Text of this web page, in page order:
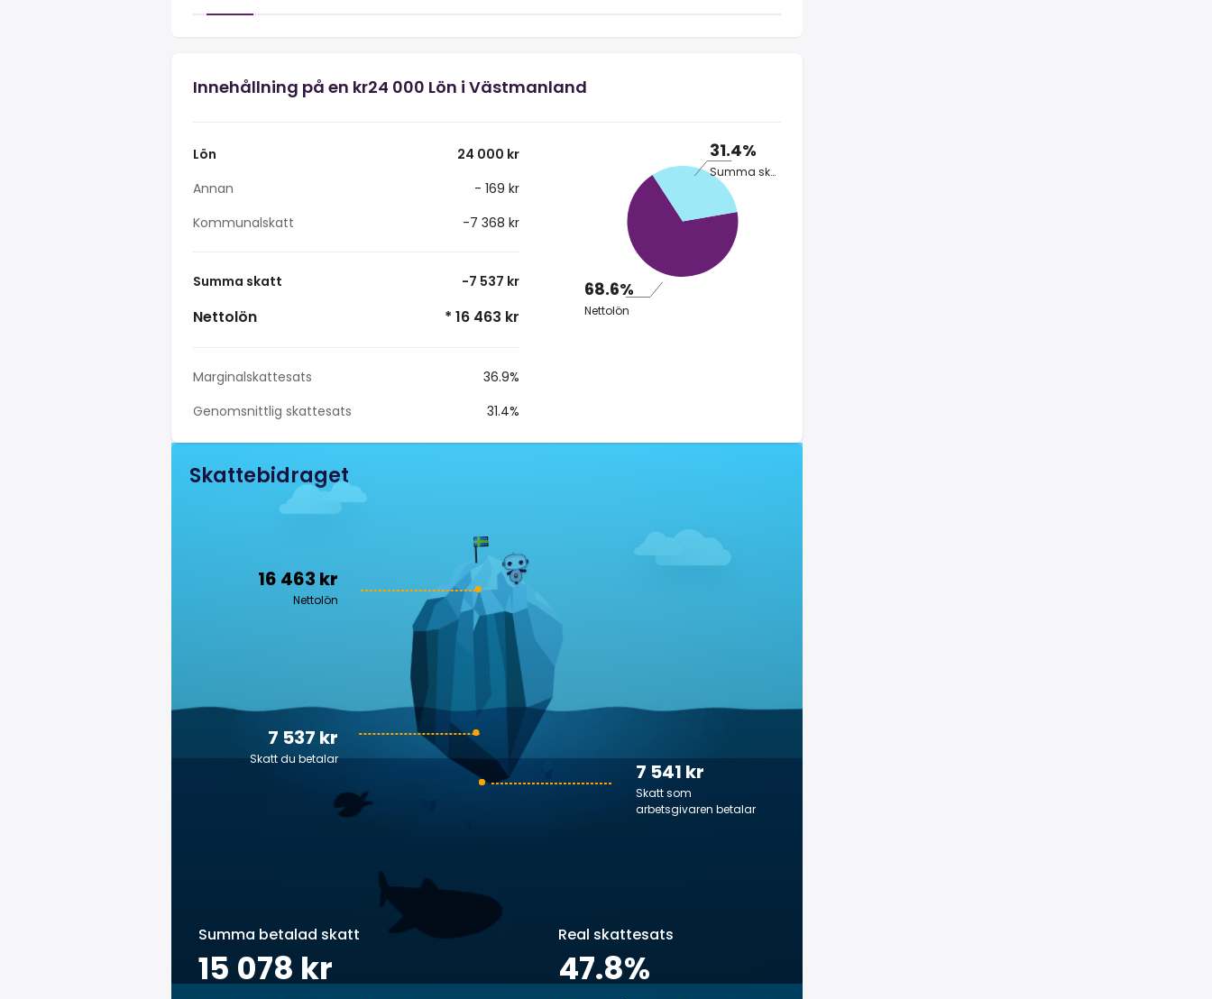
Innehållning på en kr24 000 Lön i Västmanland
Lön
24 000 kr
Annan
- 169 kr
Kommunalskatt
-7 368 kr
Summa skatt -7 537 kr
Nettolön * 16 463 kr
Marginalskattesats
36.9%
Genomsnittlig skattesats
31.4%
31.4%
Summa skatt
68.6%
Nettolön
Skattebidraget
16 463 kr
Nettolön
7 541 kr
Skatt som
arbetsgivaren betalar
7 537 kr
Skatt du betalar
Summa betalad skatt
15 078 kr
Real skattesats
47.8%